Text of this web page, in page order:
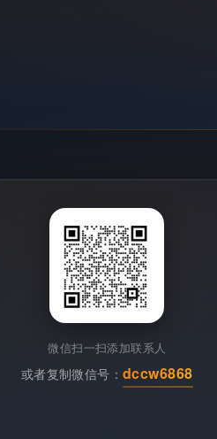
微信扫一扫添加联系人
或者复制微信号： dccw6868